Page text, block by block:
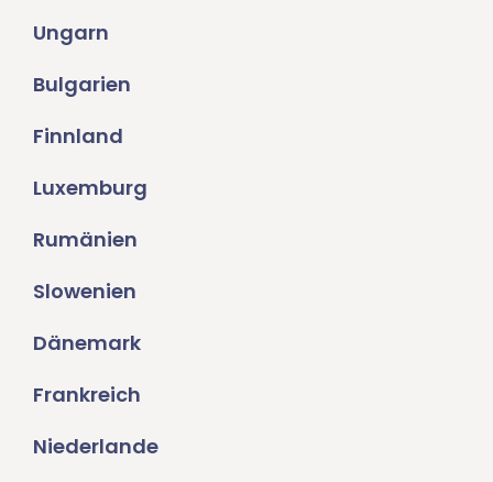
Ungarn
Bulgarien
Finnland
Luxemburg
Rumänien
Slowenien
Dänemark
Frankreich
Niederlande